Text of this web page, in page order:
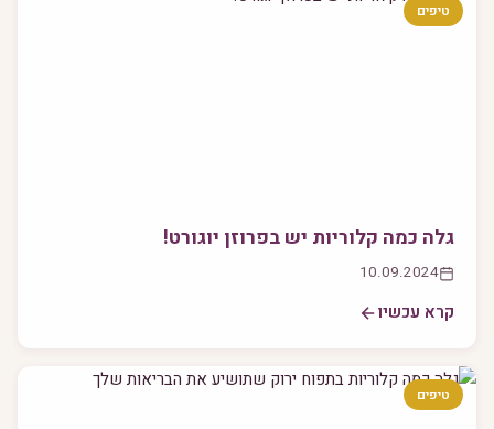
טיפים
גלה כמה קלוריות יש בפרוזן יוגורט!
10.09.2024
קרא עכשיו
טיפים